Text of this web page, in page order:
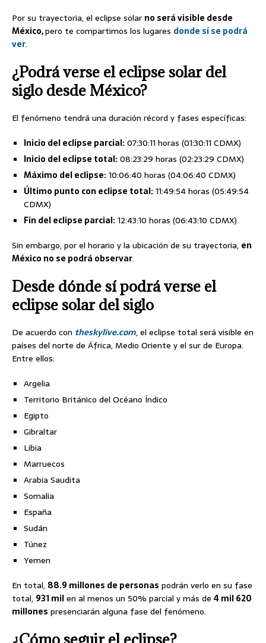
Por su trayectoria, el eclipse solar no será visible desde
México,pero te compartimos los lugares donde sí se podrá
ver.
¿Podrá verse el eclipse solar del
siglo desde México?
El fenómeno tendrá una duración récord y fases específicas:
Inicio del eclipse parcial:07:30:11 horas (01:30:11 CDMX)
Inicio del eclipse total:08:23:29 horas (02:23:29 CDMX)
Máximo del eclipse:10:06:40 horas (04:06:40 CDMX)
Último punto con eclipse total:11:49:54 horas (05:49:54
CDMX)
Fin del eclipse parcial:12:43:10 horas (06:43:10 CDMX)
Sin embargo, por el horario y la ubicación de su trayectoria, en
México no se podrá observar.
Desde dónde sí podrá verse el
eclipse solar del siglo
De acuerdo con theskylive.com, el eclipse total será visible en
países del norte de África, Medio Oriente y el sur de Europa.
Entre ellos:
Argelia
Territorio Británico del Océano Índico
Egipto
Gibraltar
Libia
Marruecos
Arabia Saudita
Somalia
España
Sudán
Túnez
Yemen
En total, 88.9 millones de personas podrán verlo en su fase
total, 931 milen al menos un 50% parcial y más de 4 mil 620
millones presenciarán alguna fase del fenómeno.
¿Cómo seguir el eclipse?